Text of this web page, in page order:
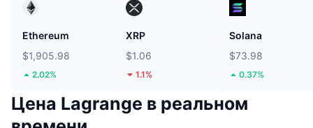
Ethereum
$1,905.98
2.02%
XRP
$1.06
1.1%
Solana
$73.98
0.37%
Цена Lagrange в реальном